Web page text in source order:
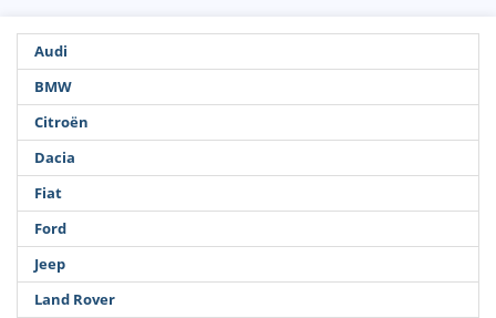
Audi
BMW
Citroën
Dacia
Fiat
Ford
Jeep
Land Rover